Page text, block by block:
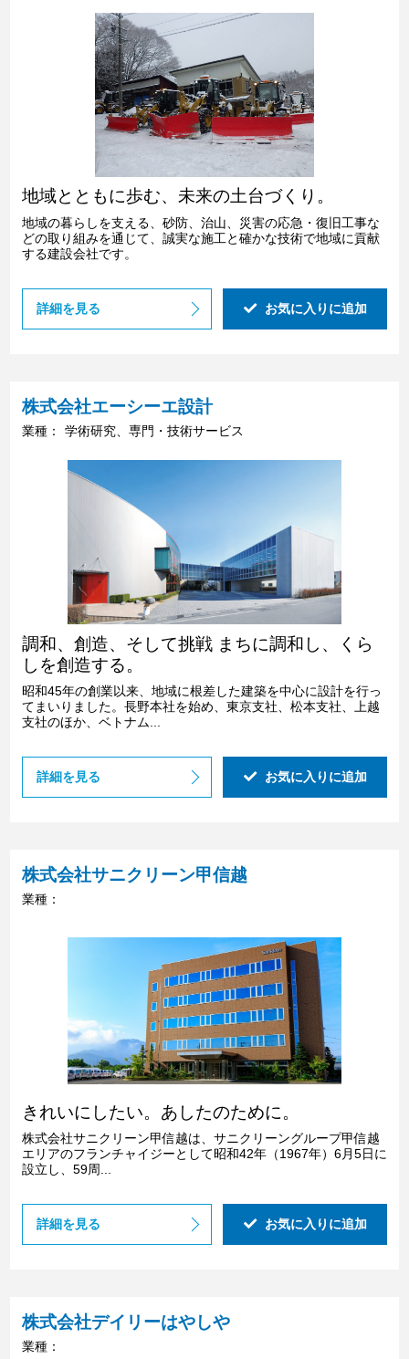
地域とともに歩む、未来の土台づくり。
地域の暮らしを支える、砂防、治山、災害の応急・復旧工事な
どの取り組みを通じて、誠実な施工と確かな技術で地域に貢献
する建設会社です。
詳細を見る お気に入りに追加
株式会社エーシーエ設計
業種： 学術研究、専門・技術サービス
調和、創造、そして挑戦 まちに調和し、くら
しを創造する。
昭和45年の創業以来、地域に根差した建築を中心に設計を行っ
てまいりました。長野本社を始め、東京支社、松本支社、上越
支社のほか、ベトナム...
詳細を見る お気に入りに追加
株式会社サニクリーン甲信越
業種：
きれいにしたい。あしたのために。
株式会社サニクリーン甲信越は、サニクリーングループ甲信越
エリアのフランチャイジーとして昭和42年（1967年）6月5日に
設立し、59周...
詳細を見る お気に入りに追加
株式会社デイリーはやしや
業種：